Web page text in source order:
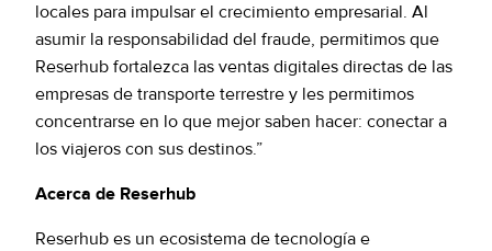
locales para impulsar el crecimiento empresarial. Al
asumir la responsabilidad del fraude, permitimos que
Reserhub fortalezca las ventas digitales directas de las
empresas de transporte terrestre y les permitimos
concentrarse en lo que mejor saben hacer: conectar a
los viajeros con sus destinos.”
Acerca de Reserhub
Reserhub es un ecosistema de tecnología e